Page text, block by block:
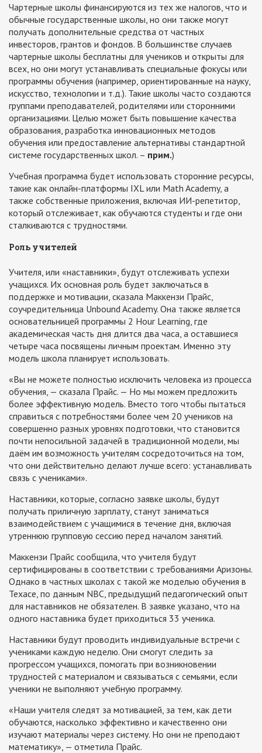
Чартерные школы финансируются из тех же налогов, что и
обычные государственные школы, но они также могут
получать дополнительные средства от частных
инвесторов, грантов и фондов. В большинстве случаев
чартерные школы бесплатны для учеников и открыты для
всех, но они могут устанавливать специальные фокусы или
программы обучения (например, ориентированные на науку,
искусство, технологии и т.д.). Такие школы часто создаются
группами преподавателей, родителями или сторонними
организациями. Целью может быть повышение качества
образования, разработка инновационных методов
обучения или предоставление альтернативы стандартной
системе государственных школ. – прим.)
Учебная программа будет использовать сторонние ресурсы,
такие как онлайн-платформы IXL или Math Academy, а
также собственные приложения, включая ИИ-репетитор,
который отслеживает, как обучаются студенты и где они
сталкиваются с трудностями.
Роль учителей
Учителя, или «наставники», будут отслеживать успехи
учащихся. Их основная роль будет заключаться в
поддержке и мотивации, сказала Маккензи Прайс,
соучредительница Unbound Academy. Она также является
основательницей программы 2 Hour Learning, где
академическая часть дня длится два часа, а оставшиеся
четыре часа посвящены личным проектам. Именно эту
модель школа планирует использовать.
«Вы не можете полностью исключить человека из процесса
обучения, — сказала Прайс. — Но мы можем предложить
более эффективную модель. Вместо того чтобы пытаться
справиться с потребностями более чем 20 учеников на
совершенно разных уровнях подготовки, что становится
почти непосильной задачей в традиционной модели, мы
даём им возможность учителям сосредоточиться на том,
что они действительно делают лучше всего: устанавливать
связь с учениками».
Наставники, которые, согласно заявке школы, будут
получать приличную зарплату, станут заниматься
взаимодействием с учащимися в течение дня, включая
утреннюю групповую сессию перед началом занятий.
Маккензи Прайс сообщила, что учителя будут
сертифицированы в соответствии с требованиями Аризоны.
Однако в частных школах с такой же моделью обучения в
Техасе, по данным NBC, предыдущий педагогический опыт
для наставников не обязателен. В заявке указано, что на
одного наставника будет приходиться 33 ученика.
Наставники будут проводить индивидуальные встречи с
учениками каждую неделю. Они смогут следить за
прогрессом учащихся, помогать при возникновении
трудностей с материалом и связываться с семьями, если
ученики не выполняют учебную программу.
«Наши учителя следят за мотивацией, за тем, как дети
обучаются, насколько эффективно и качественно они
изучают материалы через систему. Но они не преподают
математику», — отметила Прайс.